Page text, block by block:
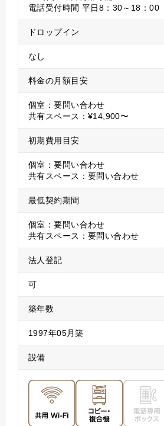
電話受付時間 平日8：30～18：00
ドロップイン
なし
料金の月額目安
個室：要問い合わせ
共有スペース：¥14,900〜
初期費用目安
個室：要問い合わせ
共有スペース：要問い合わせ
最低契約期間
個室：要問い合わせ
共有スペース：要問い合わせ
法人登記
可
築年数
1997年05月築
設備